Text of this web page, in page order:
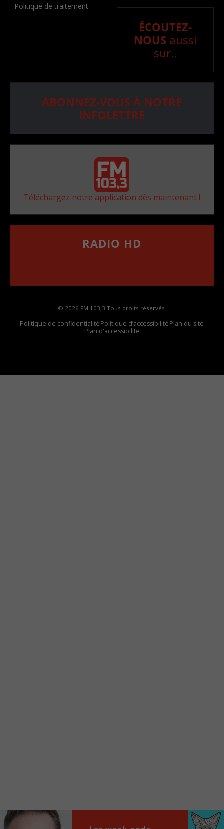
- Politique de traitement
ÉCOUTEZ-
NOUS aussi
sur..
ABONNEZ-VOUS À NOTRE
INFOLETTRE
Téléchargez notre application dès maintenant !
RADIO HD
© 2026 FM 103,3 Tous droits réservés.
Politique de confidentialitéPolitique d’accessibilitéPlan du site
Plan d'accessibilite
Audio
00:00